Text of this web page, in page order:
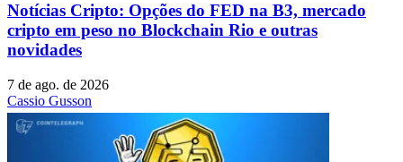
Notícias Cripto: Opções do FED na B3, mercado
cripto em peso no Blockchain Rio e outras
novidades
7 de ago. de 2026
Cassio Gusson